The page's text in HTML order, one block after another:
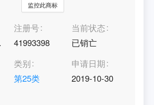
监控此商标
注册号
41993398
当前状态
已销亡
类别
第25类
申请日期
2019-10-30